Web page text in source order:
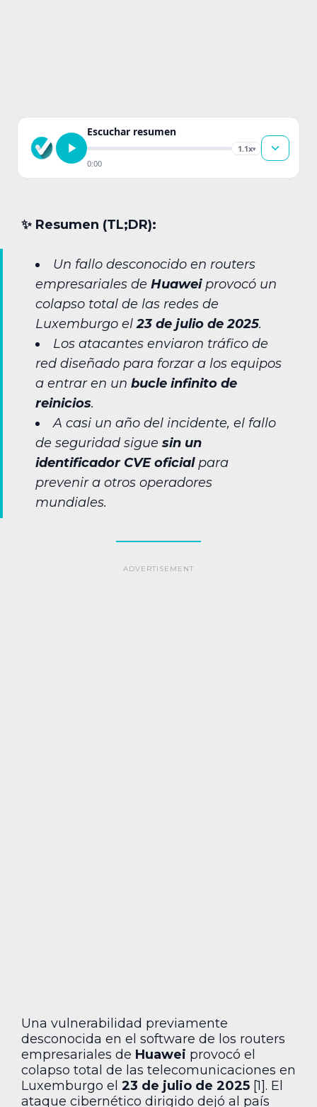
Escuchar resumen
1.1x▾
0:00
✨︎ Resumen (TL;DR):
Un fallo desconocido en routers
empresariales de Huaweiprovocó un
colapso total de las redes de
Luxemburgo el23 de julio de 2025.
Los atacantes enviaron tráfico de
red diseñado para forzar a los equipos
a entrar en un bucle infinito de
reinicios.
A casi un año del incidente, el fallo
de seguridad sigue sin un
identificador CVE oficialpara
prevenir a otros operadores
mundiales.
Una vulnerabilidad previamente
desconocida en el software de los routers
empresariales de Huawei provocó el
colapso total de las telecomunicaciones en
Luxemburgo el 23 de julio de 2025 [1]. El
ataque cibernético dirigido dejó al país